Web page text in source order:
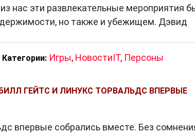
команды используют персоны как
опыта.
Джобса была ориентирована на эстетику
пользовательских персоны при
нас эти развлекательные мероприятия
но также и убежищем. Дэвид
Категории: Игры, НовостиIT, Персоны
ГЕЙТС И ЛИНУКС ТОРВАЛЬДС ВПЕРВЫЕ
впервые собрались вместе. Без